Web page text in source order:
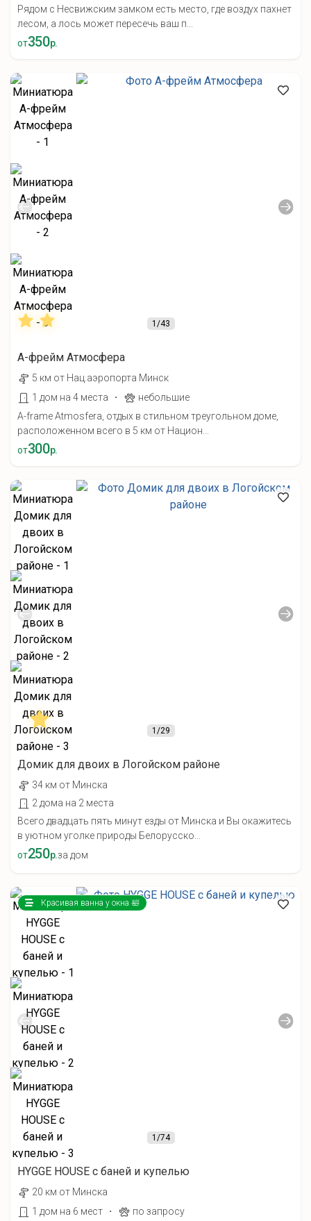
Рядом с Несвижским замком есть место, где воздух пахнет
лесом, а лось может пересечь ваш п...
от350р.
1/43
А-фрейм Атмосфера
5 км от Нац.аэропорта Минск
1 дом на 4 места
·
небольшие
A-frame Atmosfera, отдых в стильном треугольном доме,
расположенном всего в 5 км от Национ...
от300р.
1/29
Домик для двоих в Логойском районе
34 км от Минска
2 дома на 2 места
Всего двадцать пять минут езды от Минска и Вы окажитесь
в уютном уголке природы Белорусско...
от250р.за дом
1/74
Красивая ванна у окна 🛀
HYGGE HOUSE с баней и купелью
20 км от Минска
1 дом на 6 мест
· по запросу